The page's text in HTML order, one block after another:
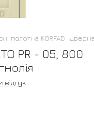
полотна KORFAD
PR - 05, 800
відгук